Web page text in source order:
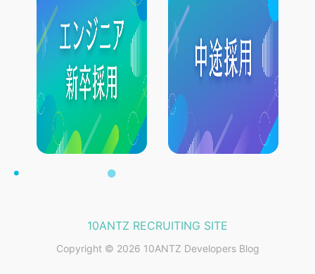
10ANTZ RECRUITING SITE
Copyright © 2026 10ANTZ Developers Blog